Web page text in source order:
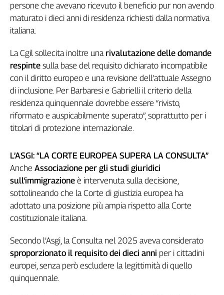
Economica
It
Inserti
Idea
Diffusa
InFlai
Le
in
Progress
L'Italia
nel
Lavoro
Territori
Abruzzo-
Molise
Alto
persone che avevano ricevuto il beneficio pur non avendo
maturato i dieci anni di residenza richiesti dalla normativa
italiana.
La Cgil sollecita inoltre una rivalutazione delle domande
respinte sulla base del requisito dichiarato incompatibile
con il diritto europeo e una revisione dell’attuale Assegno
di inclusione. Per Barbaresi e Gabrielli il criterio della
residenza quinquennale dovrebbe essere “rivisto,
riformato e auspicabilmente superato”, soprattutto per i
titolari di protezione internazionale.
L’ASGI: “LA CORTE EUROPEA SUPERA LA CONSULTA”
Anche Associazione per gli studi giuridici
sull'immigrazione è intervenuta sulla decisione,
sottolineando che la Corte di giustizia europea ha
adottato una posizione più ampia rispetto alla Corte
costituzionale italiana.
Secondo l’Asgi, la Consulta nel 2025 aveva considerato
sproporzionato il requisito dei dieci anni per i cittadini
europei, senza però escludere la legittimità di quello
quinquennale.